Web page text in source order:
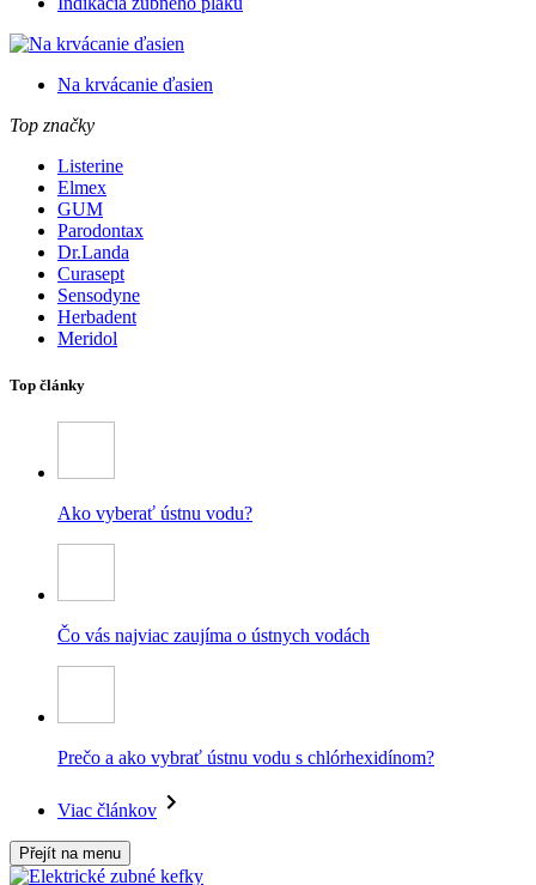
Na krvácanie ďasien
Top značky
Listerine
Elmex
GUM
Parodontax
Dr.Landa
Curasept
Sensodyne
Herbadent
Meridol
Top články
Ako vyberať ústnu vodu?
Čo vás najviac zaujíma o ústnych vodách
Prečo a ako vybrať ústnu vodu s chlórhexidínom?
Viac článkov
Přejít na menu